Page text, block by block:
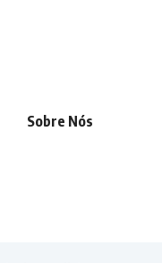
Sobre Nós